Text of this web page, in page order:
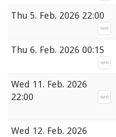
Thu 5. Feb. 2026 22:00
Thu 6. Feb. 2026 00:15
Wed 11. Feb. 2026
22:00
Wed 12. Feb. 2026